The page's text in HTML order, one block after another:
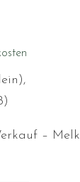
– Melk